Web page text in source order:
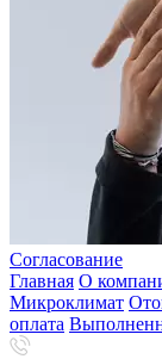
Согласование
Главная О
Микроклимат
оплата